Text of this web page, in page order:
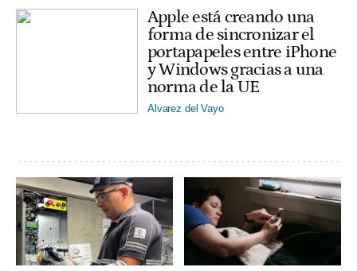
Apple está creando una
forma de sincronizar el
portapapeles entre iPhone
y Windows gracias a una
norma de la UE
Alvarez del Vayo